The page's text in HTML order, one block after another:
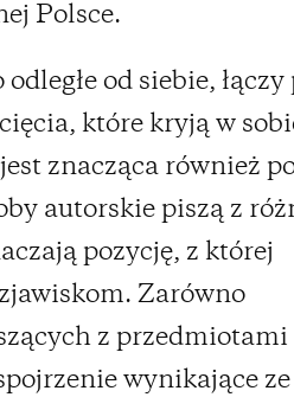
Polsce.
od siebie, łączy
które kryją w
znacząca również
autorskie piszą z
pozycję, z której
Zarówno
z przedmiotami
wynikające ze